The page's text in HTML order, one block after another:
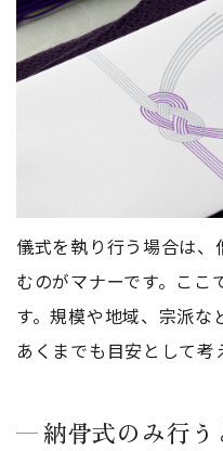
儀式を執り行う場合は
むのがマナーです。ここ
す。規模や地域、宗派な
あくまでも目安として考
納骨式のみ行